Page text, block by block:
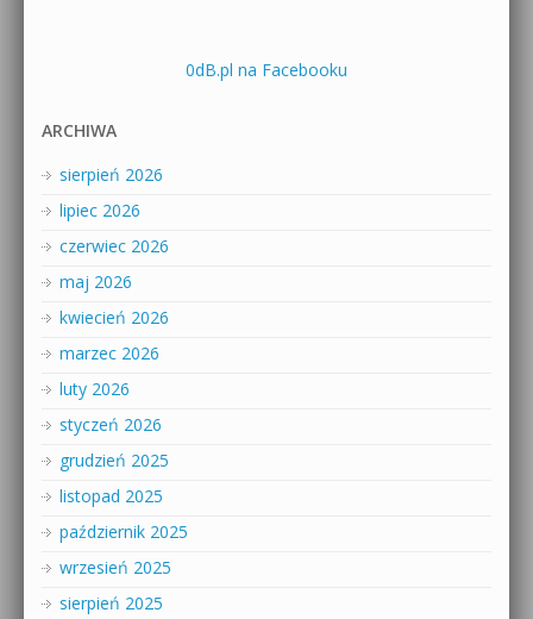
0dB.pl na Facebooku
ARCHIWA
sierpień 2026
lipiec 2026
czerwiec 2026
maj 2026
kwiecień 2026
marzec 2026
luty 2026
styczeń 2026
grudzień 2025
listopad 2025
październik 2025
wrzesień 2025
sierpień 2025